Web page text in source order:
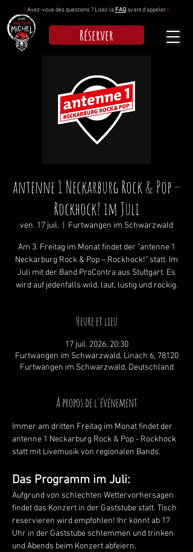
! Avez-vous des questions ? Lisez la FAQavant d'appeler !
Réserver
antenne 1 Neckarburg Rock & Pop –
Rockhock! im Juli
ven. 17 juil. Furtwangen im Schwarzwald
Am 3. Freitag im Monat findet der "antenne 1
Neckarburg Rock & Pop – Rockhock!" statt. Im
Juli mit der Band ProContra aus Stuttgart. Es
wird auf jedenfalls wild, laut, lustig und rockig.
Heure et lieu
17 juil. 2026, 20:30
Furtwangen im Schwarzwald, Linach 6, 78120
Furtwangen im Schwarzwald, Deutschland
À propos de l'événement
Immer am dritten Freitag im Monat findet der
antenne 1 Neckarburg Rock & Pop - Rockhock
statt mit Livemusik von regionalen Bands.
Das Programm im Juli:
Aufgrund von schlechten Wettervorhersagen
findet das Konzert in der Gaststube statt. Tisch
reservieren wird empfohlen! Ihr könnt ab 17
Uhr in der Gaststube schlemmen und trinken
und Abends beim Konzert abfeiern.